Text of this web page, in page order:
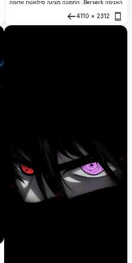
האנימה Berserk. התמונה מציגה סילואטת אדומה
Dragonslayer על רקע כהה, ומקפלת את תמצית
הנושא הפנטזיה האפלה של הסדרה.
2312
×
4110
פתח